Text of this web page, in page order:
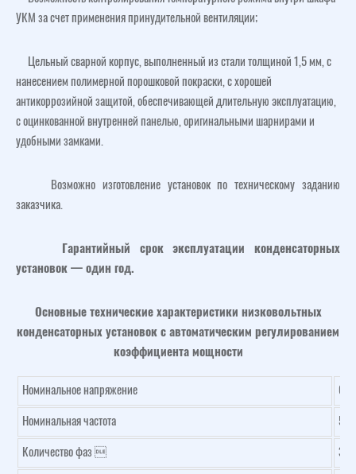
УКМ за счет применения принудительной вентиляции;
Цельный сварной корпус, выполненный из стали толщиной 1,5 мм, с
нанесением полимерной порошковой покраски, с хорошей
антикоррозийной защитой, обеспечивающей длительную эксплуатацию,
с оцинкованной внутренней панелью, оригинальными шарнирами и
удобными замками.
Возможно изготовление установок по техническому заданию
заказчика.
Гарантийный срок эксплуатации конденсаторных
установок — один год.
Основные технические характеристики низковольтных
конденсаторных установок с автоматическим регулированием
коэффициента мощности
Номинальное напряжение 0,4
Номинальная частота 50
Количество фаз  3